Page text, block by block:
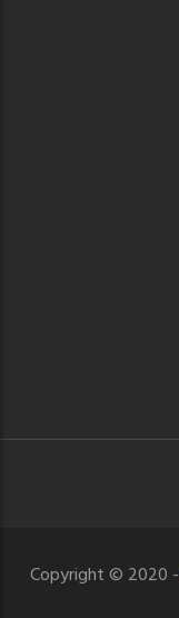
Copyright © 2020 -